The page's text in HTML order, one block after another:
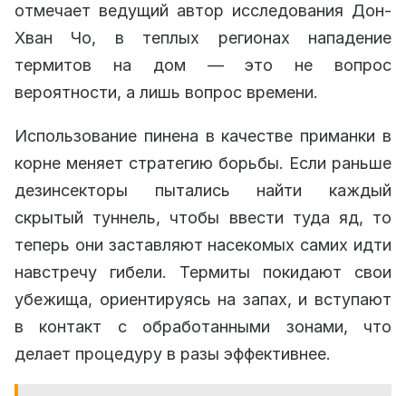
отмечает ведущий автор исследования Дон-
Хван Чо, в теплых регионах нападение
термитов на дом — это не вопрос
вероятности, а лишь вопрос времени.
Использование пинена в качестве приманки в
корне меняет стратегию борьбы. Если раньше
дезинсекторы пытались найти каждый
скрытый туннель, чтобы ввести туда яд, то
теперь они заставляют насекомых самих идти
навстречу гибели. Термиты покидают свои
убежища, ориентируясь на запах, и вступают
в контакт с обработанными зонами, что
делает процедуру в разы эффективнее.